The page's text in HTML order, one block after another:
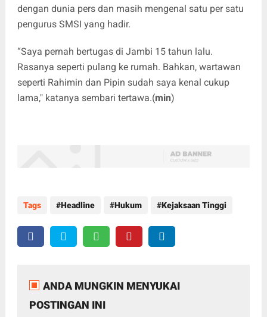
dengan dunia pers dan masih mengenal satu per satu
pengurus SMSI yang hadir.
“Saya pernah bertugas di Jambi 15 tahun lalu.
Rasanya seperti pulang ke rumah. Bahkan, wartawan
seperti Rahimin dan Pipin sudah saya kenal cukup
lama," katanya sembari tertawa.(min)
Tags Headline Hukum Kejaksaan Tinggi
ANDA MUNGKIN MENYUKAI
POSTINGAN INI